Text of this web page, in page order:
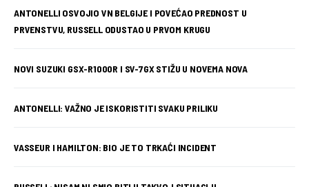
ANTONELLI OSVOJIO VN BELGIJE I POVEĆAO PREDNOST U
PRVENSTVU, RUSSELL ODUSTAO U PRVOM KRUGU
NOVI SUZUKI GSX-R1000R I SV-7GX STIŽU U NOVEMA NOVA
ANTONELLI: VAŽNO JE ISKORISTITI SVAKU PRILIKU
VASSEUR I HAMILTON: BIO JE TO TRKAĆI INCIDENT